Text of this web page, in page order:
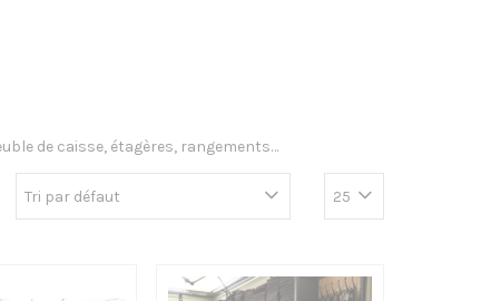
de caisse, étagères, rangements…